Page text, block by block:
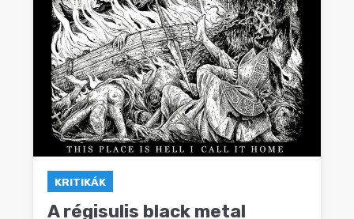
KRITIKÁK
A régisulis black metal